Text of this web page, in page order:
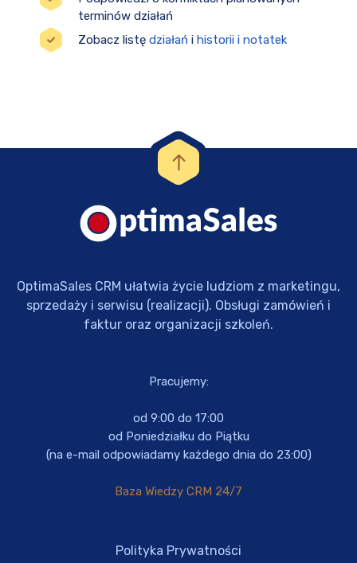
terminów działań
Zobacz listę działań i historii i notatek
OptimaSales CRM ułatwia życie ludziom z marketingu,
sprzedaży i serwisu (realizacji). Obsługi zamówień i
faktur oraz organizacji szkoleń.
Pracujemy:
od 9:00 do 17:00
od Poniedziałku do Piątku
(na e-mail odpowiadamy każdego dnia do 23:00)
Baza Wiedzy CRM 24/7
Polityka Prywatności